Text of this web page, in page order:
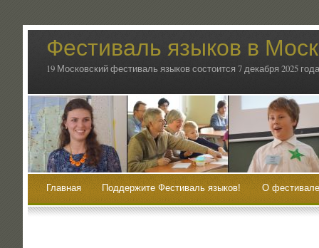
Фестиваль языков в
19 Московский фестиваль языков состоится 7 декабря 2025
Главная Поддержите Фестиваль языков! О